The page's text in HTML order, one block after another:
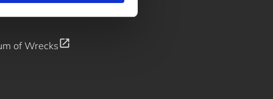
of Wrecksopen_in_new